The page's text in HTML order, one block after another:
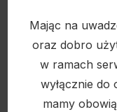
Mając na
oraz dobro
w ramach
wyłącznie do
mamy